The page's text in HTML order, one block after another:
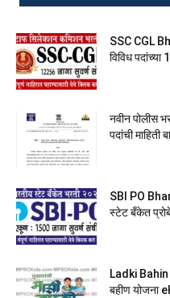
SSC CGL
विविध
नवीन पोलीस
पदांची माहिती
SBI PO
स्टेट बँकेत
Ladki Bahin
बहीण योजना